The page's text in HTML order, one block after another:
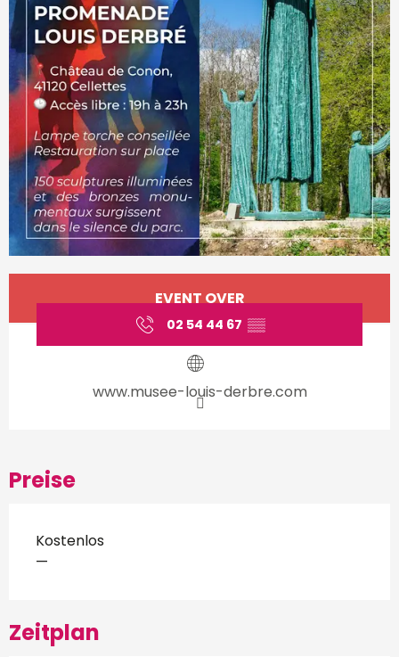
Öffnungszeiten &
EVENT OVER
02 54 44 67 ▒▒
www.musee-louis-derbre.com
Preise
Kostenlos
—
Zeitplan